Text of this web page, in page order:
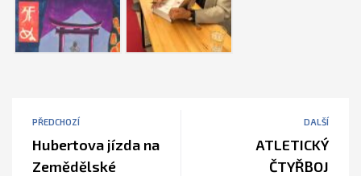
PŘEDCHOZÍ
Hubertova jízda na
Zemědělské
DALŠÍ
ATLETICKÝ
ČTYŘBOJ